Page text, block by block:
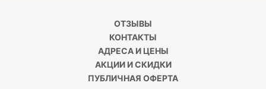
ОТЗЫВЫ
КОНТАКТЫ
АДРЕСА И ЦЕНЫ
АКЦИИ И СКИДКИ
ПУБЛИЧНАЯ ОФЕРТА